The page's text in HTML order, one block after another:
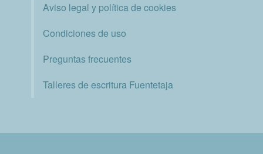
Aviso legal y política de cookies
Condiciones de uso
Preguntas frecuentes
Talleres de escritura Fuentetaja